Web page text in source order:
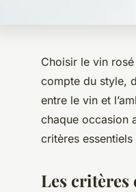
Choisir le vin
compte du style,
entre le vin et
chaque occasion
critères
Les critères